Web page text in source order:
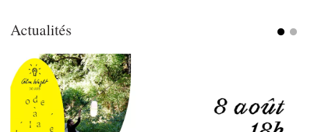
Actualités